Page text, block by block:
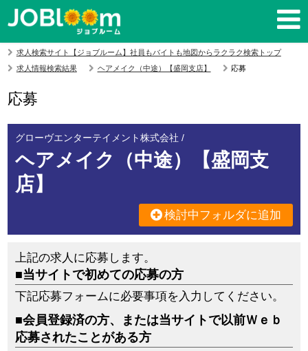
求人検索サイト【ジョブルーム】社員もバイトも地図からラクラク検索トップ
求人情報検索結果
ヘアメイク（中途）【盛岡支店】 応募
応募
グローヴエンターテイメント株式会社 /
ヘアメイク（中途）【盛岡支
店】
検討中フォルダに追加
上記の求人に応募します。
■当サイトで初めての応募の方
下記応募フォームに必要事項を入力してください。
■会員登録済の方、または当サイトで以前Ｗｅｂ
応募されたことがある方